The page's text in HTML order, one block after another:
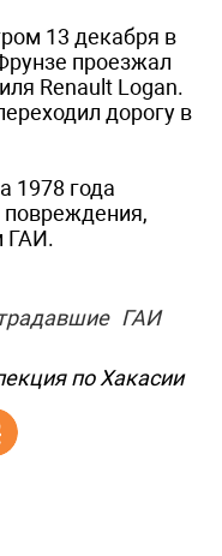
13 декабря в
проезжал
Renault Logan.
дорогу в
1978 года
ГАИ.
ГАИ
по Хакасии